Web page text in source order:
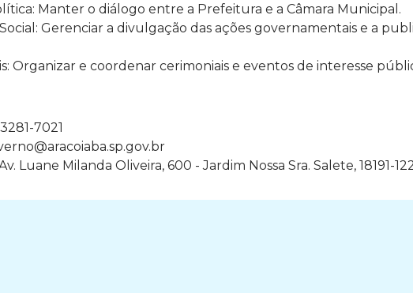
Manter o diálogo entre a Prefeitura e a Câmara Municipal.
Gerenciar a divulgação das ações governamentais e a
Organizar e coordenar cerimoniais e eventos de interesse
3281-7021
Luane Milanda Oliveira, 600 - Jardim Nossa Sra. Salete, 18191-122